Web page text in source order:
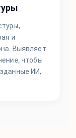
и
Выявляет
чтобы
ИИ,